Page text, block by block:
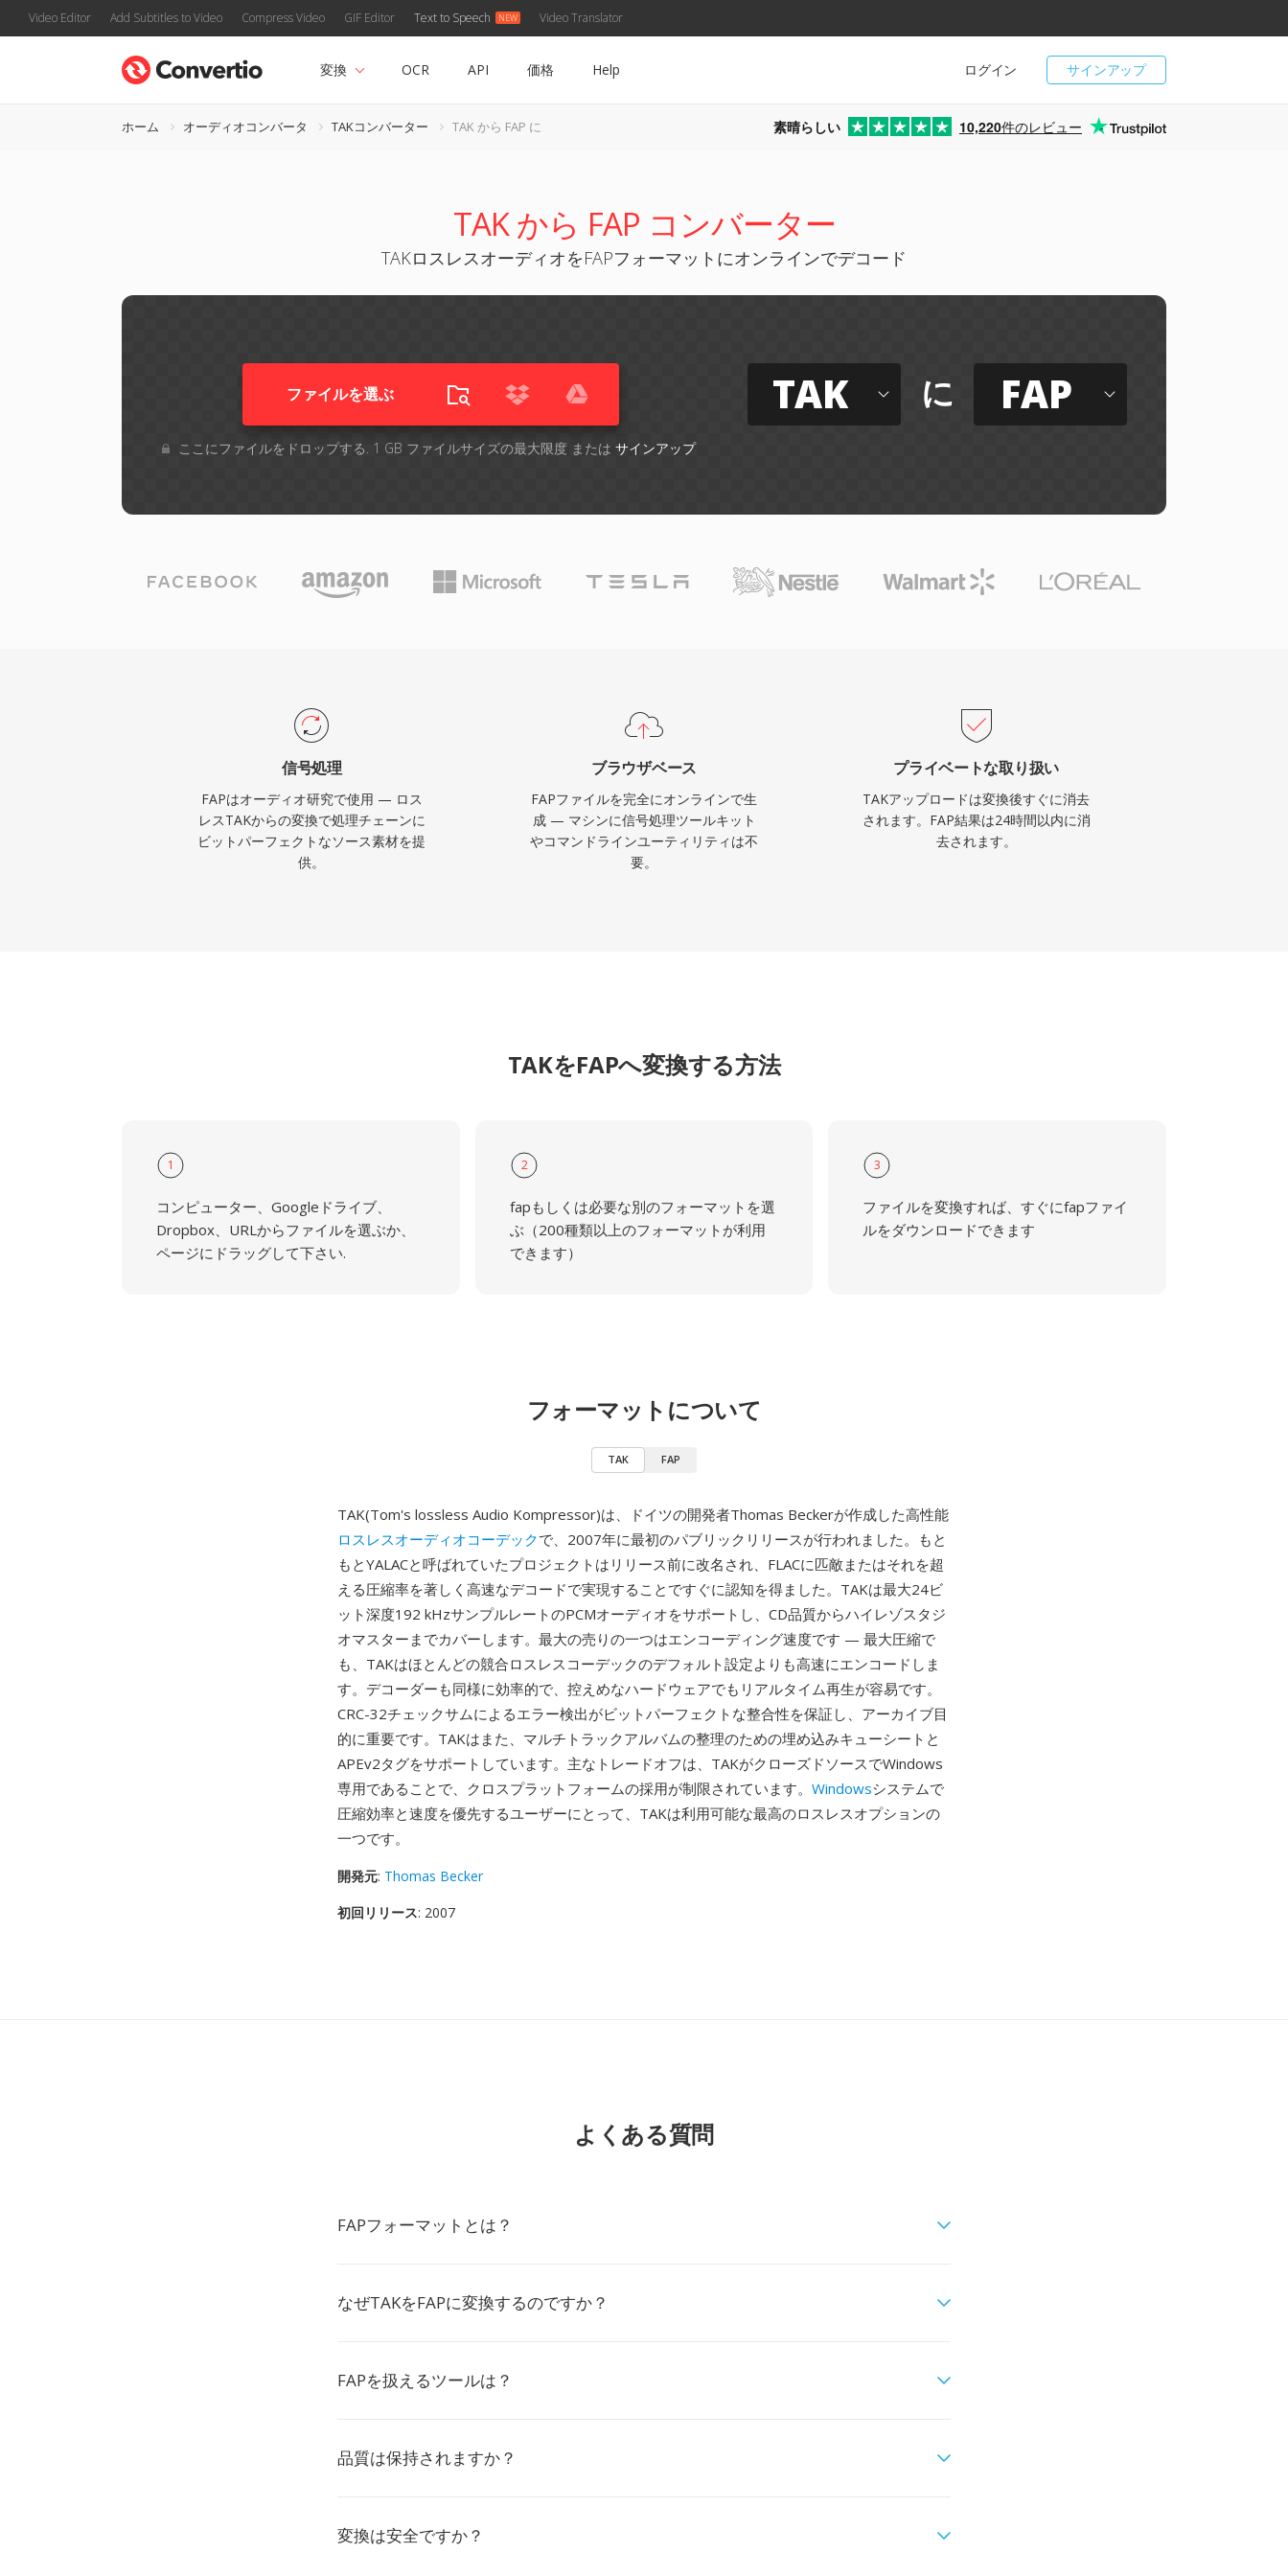
Video Editor Add Subtitles to Video Compress Video GIF Editor Text to Speech Video Translator
サインアップ
ログイン
変換 OCR API 価格 Help
ホーム オーディオコンバータ TAKコンバーター TAK から FAP に 素晴らしい 10,220件のレビュー
TAK から FAP コンバーター
TAKロスレスオーディオをFAPフォーマットにオンラインでデコード
ファイルを選ぶ
ここにファイルをドロップする. 1 GB ファイルサイズの最大限度 または サインアップ
TAK に FAP
信号処理
FAPはオーディオ研究で使用 — ロス
レスTAKからの変換で処理チェーンに
ビットパーフェクトなソース素材を提
供。
ブラウザベース
FAPファイルを完全にオンラインで生
成 — マシンに信号処理ツールキット
やコマンドラインユーティリティは不
要。
プライベートな取り扱い
TAKアップロードは変換後すぐに消去
されます。FAP結果は24時間以内に消
去されます。
TAKをFAPへ変換する方法
1
コンピューター、Googleドライブ、
Dropbox、URLからファイルを選ぶか、
ページにドラッグして下さい.
2
fapもしくは必要な別のフォーマットを選
ぶ（200種類以上のフォーマットが利用
できます）
3
ファイルを変換すれば、すぐにfapファイ
ルをダウンロードできます
フォーマットについて
TAK FAP
TAK(Tom's lossless Audio Kompressor)は、ドイツの開発者Thomas Beckerが作成した高性能
ロスレスオーディオコーデックで、2007年に最初のパブリックリリースが行われました。もと
もとYALACと呼ばれていたプロジェクトはリリース前に改名され、FLACに匹敵またはそれを超
える圧縮率を著しく高速なデコードで実現することですぐに認知を得ました。TAKは最大24ビ
ット深度192 kHzサンプルレートのPCMオーディオをサポートし、CD品質からハイレゾスタジ
オマスターまでカバーします。最大の売りの一つはエンコーディング速度です — 最大圧縮で
も、TAKはほとんどの競合ロスレスコーデックのデフォルト設定よりも高速にエンコードしま
す。デコーダーも同様に効率的で、控えめなハードウェアでもリアルタイム再生が容易です。
CRC-32チェックサムによるエラー検出がビットパーフェクトな整合性を保証し、アーカイブ目
的に重要です。TAKはまた、マルチトラックアルバムの整理のための埋め込みキューシートと
APEv2タグをサポートしています。主なトレードオフは、TAKがクローズドソースでWindows
専用であることで、クロスプラットフォームの採用が制限されています。 Windowsシステムで
圧縮効率と速度を優先するユーザーにとって、TAKは利用可能な最高のロスレスオプションの
一つです。
開発元: Thomas Becker
初回リリース: 2007
よくある質問
FAPフォーマットとは？
なぜTAKをFAPに変換するのですか？
FAPを扱えるツールは？
品質は保持されますか？
変換は安全ですか？